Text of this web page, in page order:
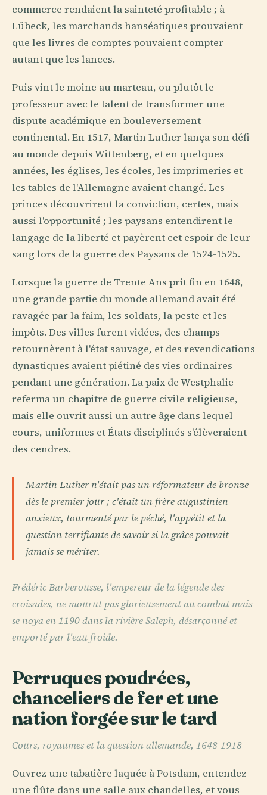
commerce rendaient la sainteté profitable ; à
Lübeck, les marchands hanséatiques prouvaient
que les livres de comptes pouvaient compter
autant que les lances.
Puis vint le moine au marteau, ou plutôt le
professeur avec le talent de transformer une
dispute académique en bouleversement
continental. En 1517, Martin Luther lança son défi
au monde depuis Wittenberg, et en quelques
années, les églises, les écoles, les imprimeries et
les tables de l'Allemagne avaient changé. Les
princes découvrirent la conviction, certes, mais
aussi l'opportunité ; les paysans entendirent le
langage de la liberté et payèrent cet espoir de leur
sang lors de la guerre des Paysans de 1524-1525.
Lorsque la guerre de Trente Ans prit fin en 1648,
une grande partie du monde allemand avait été
ravagée par la faim, les soldats, la peste et les
impôts. Des villes furent vidées, des champs
retournèrent à l'état sauvage, et des revendications
dynastiques avaient piétiné des vies ordinaires
pendant une génération. La paix de Westphalie
referma un chapitre de guerre civile religieuse,
mais elle ouvrit aussi un autre âge dans lequel
cours, uniformes et États disciplinés s'élèveraient
des cendres.
Martin Luther n'était pas un réformateur de bronze
dès le premier jour ; c'était un frère augustinien
anxieux, tourmenté par le péché, l'appétit et la
question terrifiante de savoir si la grâce pouvait
jamais se mériter.
Frédéric Barberousse, l'empereur de la légende des
croisades, ne mourut pas glorieusement au combat mais
se noya en 1190 dans la rivière Saleph, désarçonné et
emporté par l'eau froide.
Perruques poudrées,
chanceliers de fer et une
nation forgée sur le tard
Cours, royaumes et la question allemande, 1648-1918
Ouvrez une tabatière laquée à Potsdam, entendez
une flûte dans une salle aux chandelles, et vous